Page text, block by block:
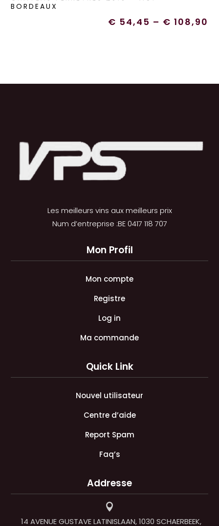
BORDEAUX
€ 54,45 – € 108,90
Les meilleurs vins aux meilleurs prix
Num d’entreprise :BE 0417 118 707
Mon Profil
Mon compte
Registre
Log in
Ma commande
Quick Link
Nouvel utilisateur
Centre d’aide
Report Spam
Faq’s
Addresse

14 AVENUE GUSTAVE LATINISLAAN, 1030 SCHAERBEEK,